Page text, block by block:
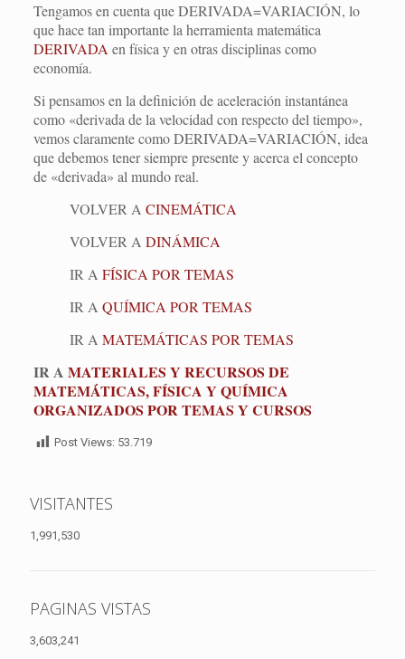
Tengamos en cuenta que DERIVADA=VARIACIÓN, lo
que hace tan importante la herramienta matemática
DERIVADA en física y en otras disciplinas como
economía.
Si pensamos en la definición de aceleración instantánea
como «derivada de la velocidad con respecto del tiempo»,
vemos claramente como DERIVADA=VARIACIÓN, idea
que debemos tener siempre presente y acerca el concepto
de «derivada» al mundo real.
VOLVER A CINEMÁTICA
VOLVER A DINÁMICA
IR A FÍSICA POR TEMAS
IR A QUÍMICA POR TEMAS
IR A MATEMÁTICAS POR TEMAS
IR A MATERIALES Y RECURSOS DE
MATEMÁTICAS, FÍSICA Y QUÍMICA
ORGANIZADOS POR TEMAS Y CURSOS
Post Views: 53.719
VISITANTES
1,991,530
PAGINAS VISTAS
3,603,241